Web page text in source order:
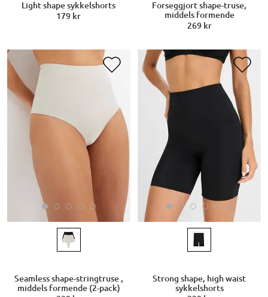
Light shape sykkelshorts
179 kr
Forseggjort shape-truse,
middels formende
269 kr
Seamless shape-stringtruse ,
middels formende (2-pack)
Strong shape, high waist
sykkelshorts